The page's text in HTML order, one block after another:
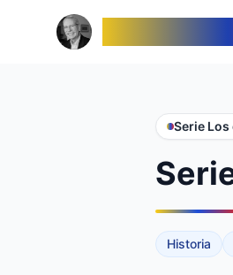
Serie Los
Historia